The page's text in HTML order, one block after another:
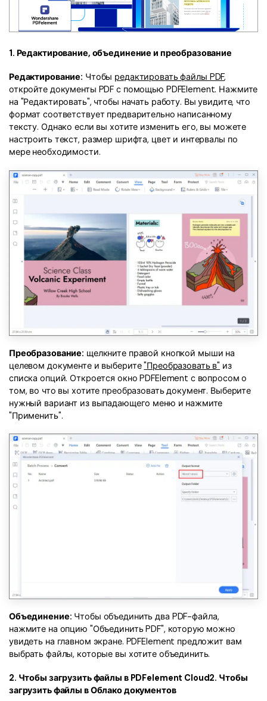
1. Редактирование, объединение и преобразование
Редактирование: Чтобы редактировать файлы PDF,
откройте документы PDF с помощью PDFElement. Нажмите
на "Редактировать", чтобы начать работу. Вы увидите, что
формат соответствует предварительно написанному
тексту. Однако если вы хотите изменить его, вы можете
настроить текст, размер шрифта, цвет и интервалы по
мере необходимости.
Преобразование: щелкните правой кнопкой мыши на
целевом документе и выберите"Преобразовать в" из
списка опций. Откроется окно PDFElement с вопросом о
том, во что вы хотите преобразовать документ. Выберите
нужный вариант из выпадающего меню и нажмите
"Применить".
Объединение: Чтобы объединить два PDF-файла,
нажмите на опцию "Объединить PDF", которую можно
увидеть на главном экране. PDFElement предложит вам
выбрать файлы, которые вы хотите объединить.
2. Чтобы загрузить файлы в PDFelement Cloud2. Чтобы
загрузить файлы в Облако документов